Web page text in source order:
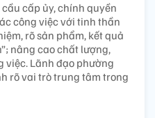
cấp ủy, chính quyền
công việc với tinh thần
rõ sản phẩm, kết quả
nâng cao chất lượng,
việc. Lãnh đạo phường
rõ vai trò trung tâm trong